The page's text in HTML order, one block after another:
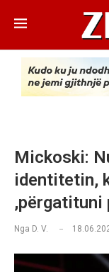
Mickoski:
identitetin,
,përgatituni
Nga D. V.